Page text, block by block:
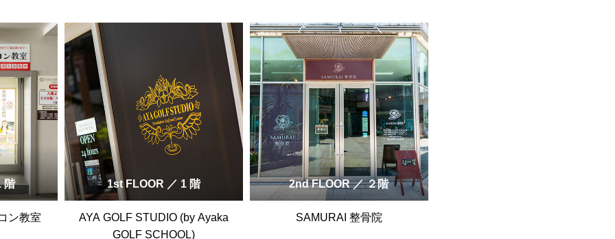
階
ン教室
1st FLOOR ／ 1 階
AYA GOLF STUDIO (by Ayaka
GOLF SCHOOL)
2nd FLOOR ／ ２階
SAMURAI 整骨院